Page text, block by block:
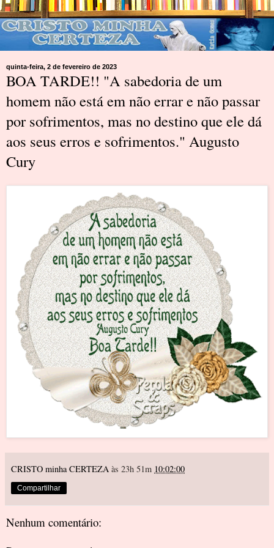
quinta-feira, 2 de fevereiro de 2023
BOA TARDE!! "A sabedoria de um
homem não está em não errar e não passar
por sofrimentos, mas no destino que ele dá
aos seus erros e sofrimentos." Augusto
Cury
CRISTO minha CERTEZA às 23h 51m 10:02:00
Compartilhar
Nenhum comentário: